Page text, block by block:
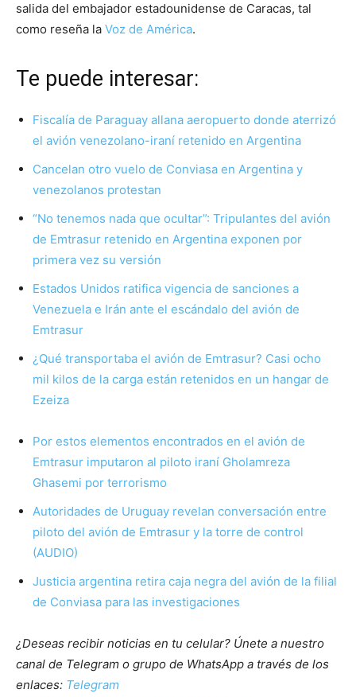
salida del embajador estadounidense de Caracas, tal
como reseña la Voz de América.
Te puede interesar:
Fiscalía de Paraguay allana aeropuerto donde aterrizó
el avión venezolano-iraní retenido en Argentina
Cancelan otro vuelo de Conviasa en Argentina y
venezolanos protestan
“No tenemos nada que ocultar”: Tripulantes del avión
de Emtrasur retenido en Argentina exponen por
primera vez su versión
Estados Unidos ratifica vigencia de sanciones a
Venezuela e Irán ante el escándalo del avión de
Emtrasur
¿Qué transportaba el avión de Emtrasur? Casi ocho
mil kilos de la carga están retenidos en un hangar de
Ezeiza
Por estos elementos encontrados en el avión de
Emtrasur imputaron al piloto iraní Gholamreza
Ghasemi por terrorismo
Autoridades de Uruguay revelan conversación entre
piloto del avión de Emtrasur y la torre de control
(AUDIO)
Justicia argentina retira caja negra del avión de la filial
de Conviasa para las investigaciones
¿Deseas recibir noticias en tu celular? Únete a nuestro
canal de Telegram o grupo de WhatsApp a través de los
enlaces: Telegram